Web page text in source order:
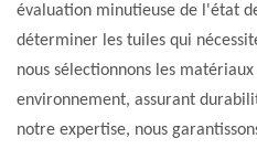
évaluation minutieuse de l'état
déterminer les tuiles qui
nous sélectionnons les
environnement, assurant
notre expertise, nous